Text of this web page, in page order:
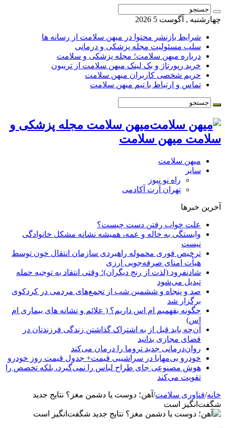
چهارشنبه , آگوست 5 2026
شرایط بازنشر محتوا در میهن سلامت از رسانه ها
سلب مسئولیت مجله پزشکی و درمانی
درباره میهن سلامت؛ مجله پزشکی و سلامت
خرید رپورتاژ و بک لینک میهن سلامت از تریبون
حریم شخصی کاربران میهن سلامت
تماس و ارتباط با تیم میهن سلامت
میهن سلامت مجله پزشکی و
سلامت میهن سلامت
میهن سلامت
سایر
راه نو نیوز
تهران آرت آکادمی
آخرین خبرها
علت خواب رفتن دست چیست؟
وابستگی به خاله و عمه، همیشه نشانه مشکل خانوادگی
نیست
ترخیص فوری محموله راهبردی سازمان انتقال خون توسط
هیأت امنای صرفه‌جویی ارزی
شادنفرود (لذت از رنج دیگران)؛ وقتی انتقاد به توجیه حمله
تبدیل می‌شود
صد و پنجاه‌ و ششمین شب از تجمع‌های مردمی در کردکوی
برگزار شد
چگونه بفهمیم ام اس داریم؟ ( علائم و نشانه های بیماری ام
اس)
آن‌چه باید قبل از به اشتراک گذاشتن زندگی فرزندتان در
فضای مجازی بدانید
روان‌درمانی جدید تروما را درمان می‌کند
خودرو بی‌مهابا در سراشیبی قیمت+ جدول قیمت روز خودرو
هوش مصنوعی جای طراح لباس را نمی‌گیرد، بلکه تخصص را
تقویت می‌کند
خانه/فناوری سلامت/ آهن؛ دوست یا دشمن مغز؟ نتایج جدید
شگفت‌انگیز است